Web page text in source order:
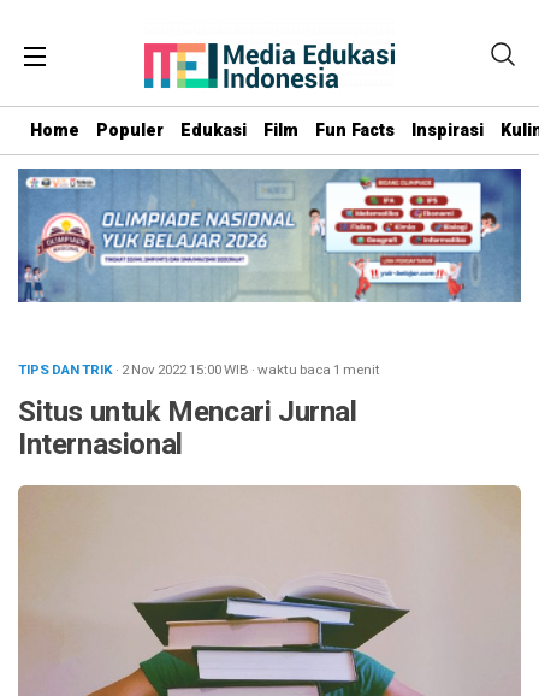
Home Populer Edukasi Film Fun Facts Inspirasi
TIPS DAN TRIK· 2 Nov 202215:00WIB ·waktu baca 1 menit
Situs untuk Mencari Jurnal
Internasional